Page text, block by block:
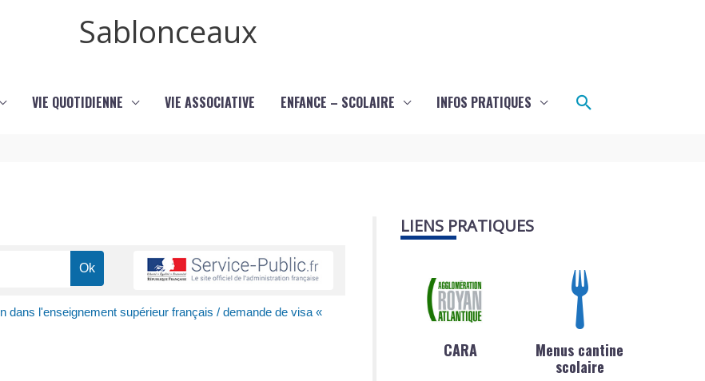
Sablonceaux
VIE QUOTIDIENNE VIE ASSOCIATIVE ENFANCE – SCOLAIRE INFOS PRATIQUES Rechercher
dans l'enseignement supérieur français / demande de visa «
LIENS PRATIQUES
CARA
Menus cantine
scolaire